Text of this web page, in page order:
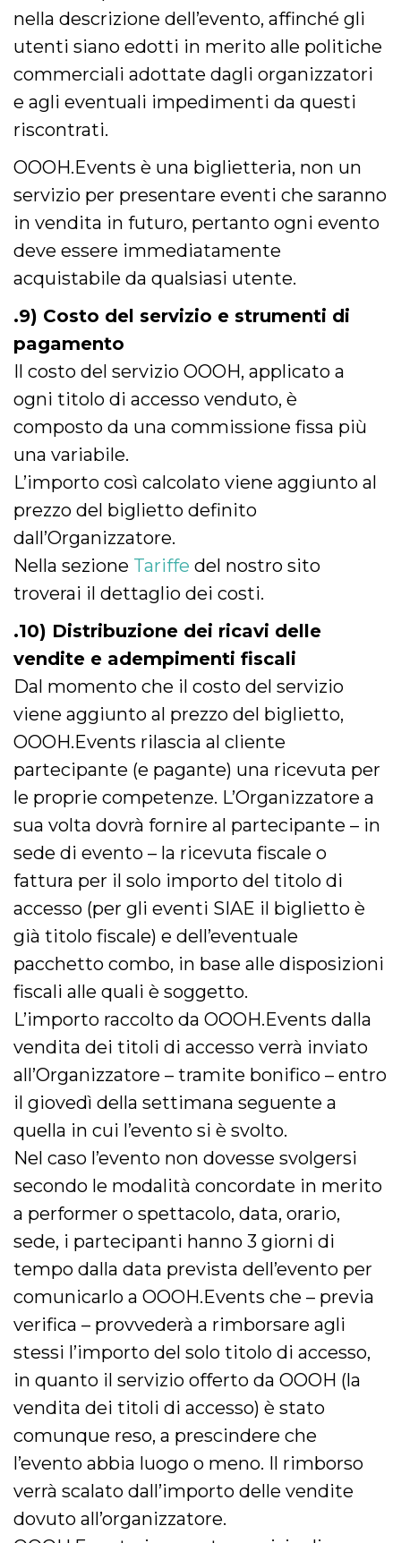
nella descrizione dell’evento, affinché gli
utenti siano edotti in merito alle politiche
commerciali adottate dagli organizzatori
e agli eventuali impedimenti da questi
riscontrati.
OOOH.Events è una biglietteria, non un
servizio per presentare eventi che saranno
in vendita in futuro, pertanto ogni evento
deve essere immediatamente
acquistabile da qualsiasi utente.
.9) Costo del servizio e strumenti di
pagamento
Il costo del servizio OOOH, applicato a
ogni titolo di accesso venduto, è
composto da una commissione fissa più
una variabile.
L’importo così calcolato viene aggiunto al
prezzo del biglietto definito
dall’Organizzatore.
Nella sezione Tariffe del nostro sito
troverai il dettaglio dei costi.
.10) Distribuzione dei ricavi delle
vendite e adempimenti fiscali
Dal momento che il costo del servizio
viene aggiunto al prezzo del biglietto,
OOOH.Events rilascia al cliente
partecipante (e pagante) una ricevuta per
le proprie competenze. L’Organizzatore a
sua volta dovrà fornire al partecipante – in
sede di evento – la ricevuta fiscale o
fattura per il solo importo del titolo di
accesso (per gli eventi SIAE il biglietto è
già titolo fiscale) e dell’eventuale
pacchetto combo, in base alle disposizioni
fiscali alle quali è soggetto.
L’importo raccolto da OOOH.Events dalla
vendita dei titoli di accesso verrà inviato
all’Organizzatore – tramite bonifico – entro
il giovedì della settimana seguente a
quella in cui l’evento si è svolto.
Nel caso l’evento non dovesse svolgersi
secondo le modalità concordate in merito
a performer o spettacolo, data, orario,
sede, i partecipanti hanno 3 giorni di
tempo dalla data prevista dell’evento per
comunicarlo a OOOH.Events che – previa
verifica – provvederà a rimborsare agli
stessi l’importo del solo titolo di accesso,
in quanto il servizio offerto da OOOH (la
vendita dei titoli di accesso) è stato
comunque reso, a prescindere che
l’evento abbia luogo o meno. Il rimborso
verrà scalato dall’importo delle vendite
dovuto all’organizzatore.